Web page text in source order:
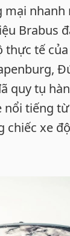
mại nhanh
Brabus
tế
quy tụ
nổi tiếng
chiếc xe